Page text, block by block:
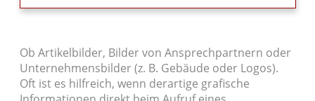
Ob Artikelbilder, Bilder von Ansprechpartnern oder
Unternehmensbilder (z. B. Gebäude oder Logos).
Oft ist es hilfreich, wenn derartige grafische